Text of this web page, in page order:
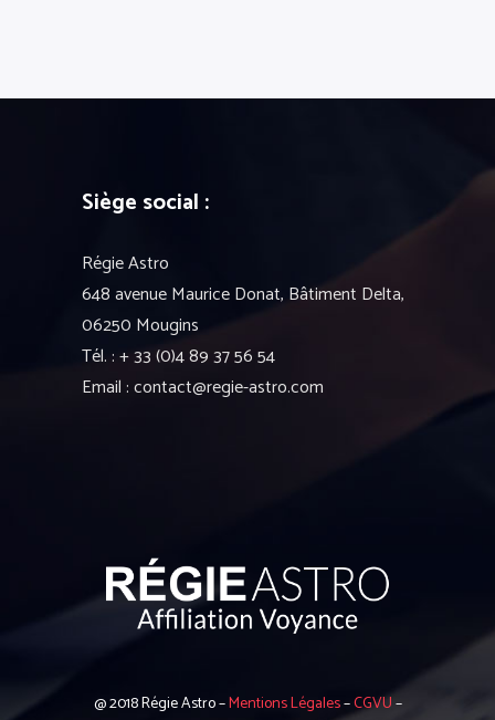
Siège social :
Régie Astro
648 avenue Maurice Donat, Bâtiment Delta,
06250 Mougins
Tél. : + 33 (0)4 89 37 56 54
Email : contact@regie-astro.com
@ 2018 Régie Astro –Mentions Légales–CGVU–